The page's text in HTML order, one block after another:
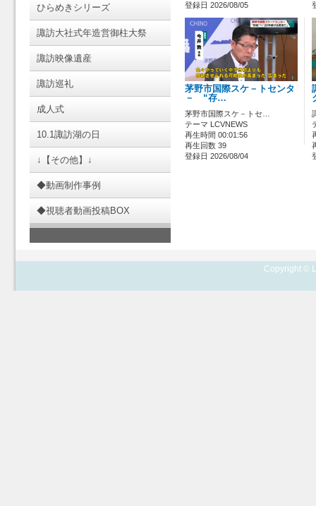
ひらめきシリーズ
諏訪大社式年造営御柱大祭
諏訪映像遺産
諏訪巡礼
成人式
10.1諏訪湖の日
↓【その他】↓
◆動画制作事例
◆視聴者動画投稿BOX
登録日 2026/08/05
茅野市国際スケ－トセンタ
－ “存…
茅野市国際スケ－トセ…
テーマ LCVNEWS
再生時間 00:01:56
再生回数 39
登録日 2026/08/04
Copyright ©